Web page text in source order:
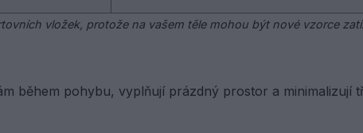
vložek, protože na vašem těle mohou být nové vzorce
během pohybu, vyplňují prázdný prostor a minimalizují